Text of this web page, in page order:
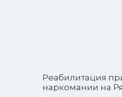
Реабилитация
наркомании на